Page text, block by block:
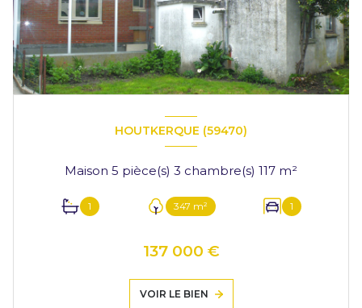
HOUTKERQUE (59470)
Maison 5 pièce(s) 3 chambre(s) 117 m²
1 347 m² 1
137 000 €
VOIR LE BIEN